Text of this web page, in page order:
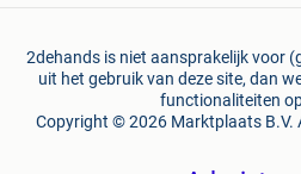
2dehands is niet aansprakelijk voor
uit het gebruik van deze site, dan
functionaliteiten
Copyright © 2026 Marktplaats B.V.